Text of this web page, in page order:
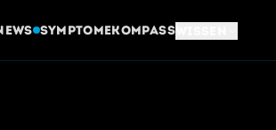
SymptomeKompassWissen